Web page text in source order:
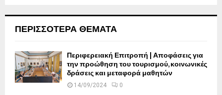
ΠΕΡΙΣΣΟΤΕΡΑ ΘΕΜΑΤΑ
Περιφερειακή Επιτροπή | Αποφάσεις για
την προώθηση του τουρισμού, κοινωνικές
δράσεις και μεταφορά μαθητών
14/09/2024 0